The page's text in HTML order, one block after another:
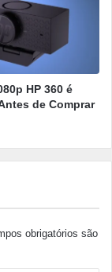
HP 360 é
de Comprar
obrigatórios são